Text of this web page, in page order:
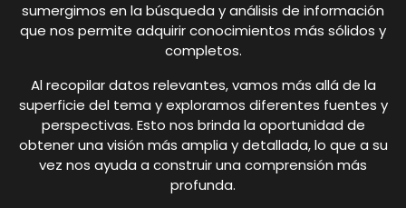
sumergimos en la búsqueda y análisis de información
que nos permite adquirir conocimientos más sólidos y
completos.
Al recopilar datos relevantes, vamos más allá de la
superficie del tema y exploramos diferentes fuentes y
perspectivas. Esto nos brinda la oportunidad de
obtener una visión más amplia y detallada, lo que a su
vez nos ayuda a construir una comprensión más
profunda.